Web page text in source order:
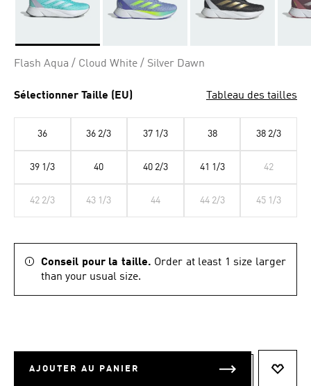
Flash Aqua / Cloud White / Silver Dawn
Sélectionner Taille (EU) Tableau des tailles
36 36 2/3 37 1/3 38 38 2/3
39 1/3 40 40 2/3 41 1/3 42
42 2/3 43 1/3 44 44 2/3 45 1/3
Conseil pour la taille. Order at least 1 size larger
than your usual size.
AJOUTER AU PANIER